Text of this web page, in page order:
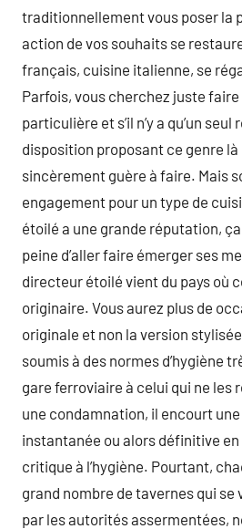
traditionnellement vous poser la
action de vos souhaits se
français, cuisine italienne, se
Parfois, vous cherchez juste
particulière et s’il n’y a qu’un
disposition proposant ce genre là
sincèrement guère à faire. Mais
engagement pour un type de
étoilé a une grande réputation,
peine d’aller faire émerger ses
directeur étoilé vient du pays où
originaire. Vous aurez plus de
originale et non la version
soumis à des normes d’hygiène
gare ferroviaire à celui qui ne les
une condamnation, il encourt
instantanée ou alors définitive
critique à l’hygiène. Pourtant,
grand nombre de tavernes qui
par les autorités assermentées,